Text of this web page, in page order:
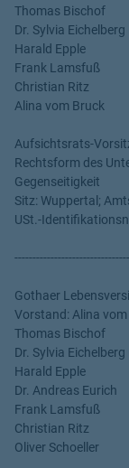
Thomas Bischof
Dr. Sylvia Eichelberg
Harald Epple
Frank Lamsfuß
Christian Ritz
Alina vom Bruck
Aufsichtsrats-
Rechtsform des
Gegenseitigkeit
Sitz: Wuppertal;
USt.-
Gothaer
Vorstand: Alina
Thomas Bischof
Dr. Sylvia Eichelberg
Harald Epple
Dr. Andreas Eurich
Frank Lamsfuß
Christian Ritz
Oliver Schoeller